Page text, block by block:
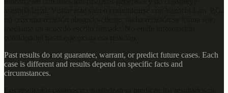
Past results do not guarantee, warrant, or predict future cases. Each
case is different and results depend on specific facts and
circumstances.